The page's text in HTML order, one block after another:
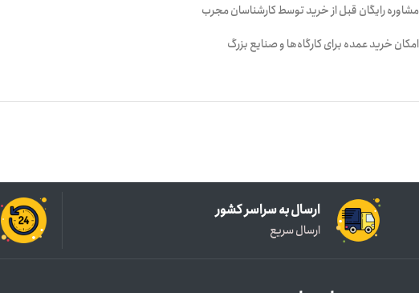
مشاوره رایگان قبل از خرید توسط کارشناسان مجرب
امکان خرید عمده برای کارگاه‌ها و صنایع بزرگ
ارسال به سراسر کشور
ارسال سریع